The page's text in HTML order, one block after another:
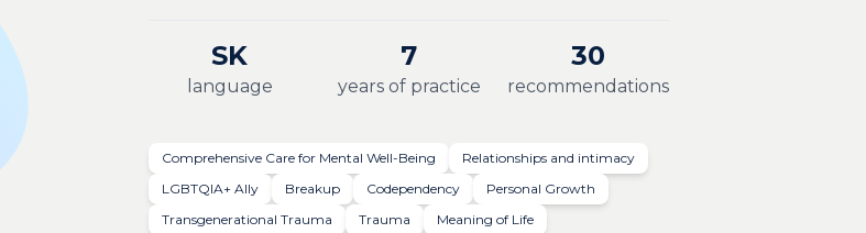
SK
language
7
years of practice
30
recommendations
Comprehensive Care for Mental Well-Being
Relationships and intimacy
LGBTQIA+ Ally
Breakup Codependency
Personal Growth
Transgenerational Trauma
Trauma
Meaning of Life